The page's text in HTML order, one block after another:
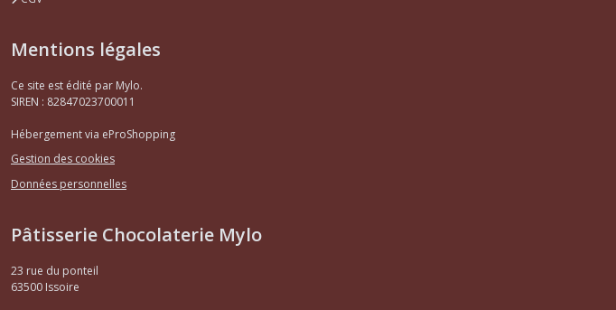
Mentions légales
Ce site est édité par Mylo.
SIREN : 82847023700011
Hébergement via eProShopping
Gestion des cookies
Données personnelles
Pâtisserie Chocolaterie Mylo
23 rue du ponteil
63500 Issoire